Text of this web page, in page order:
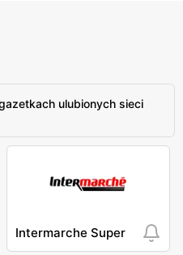
ulubionych sieci
Intermarche Super